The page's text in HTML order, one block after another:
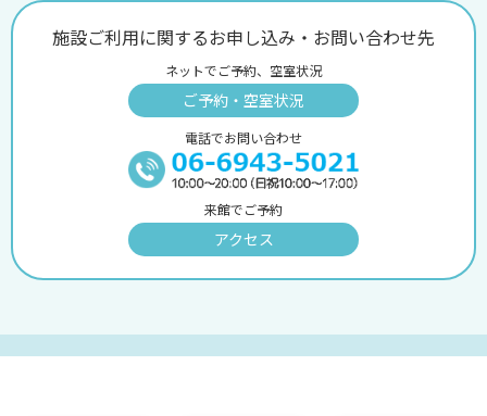
施設ご利用に関するお申し込み・お問い合わせ先
ネットでご予約、空室状況
ご予約・空室状況
電話でお問い合わせ
来館でご予約
アクセス